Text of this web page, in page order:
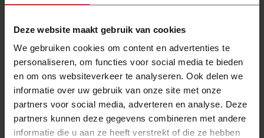
Deze website maakt gebruik van cookies
We gebruiken cookies om content en advertenties te
personaliseren, om functies voor social media te bieden
en om ons websiteverkeer te analyseren. Ook delen we
informatie over uw gebruik van onze site met onze
partners voor social media, adverteren en analyse. Deze
partners kunnen deze gegevens combineren met andere
informatie die u aan ze heeft verstrekt of die ze hebben
Op voorraad
Pro-mat Elektrische
vloerverwarming folie set,
Wifi
Op voorraad
Pro-mat Elektrische
vloerverwarming folie set,
analoog